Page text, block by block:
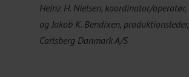
Heinz H. Nielsen, koordinator/operatør,
og Jakob K. Bendixen, produktionsleder,
Carlsberg Danmark A/S